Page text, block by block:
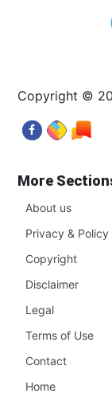
Copyright ©
More
About us
Privacy & Policy
Copyright
Disclaimer
Legal
Terms of Use
Contact
Home